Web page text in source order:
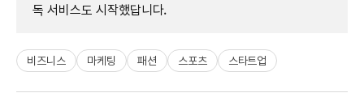
독 서비스도 시작했답니다.
비즈니스 마케팅 패션 스포츠 스타트업